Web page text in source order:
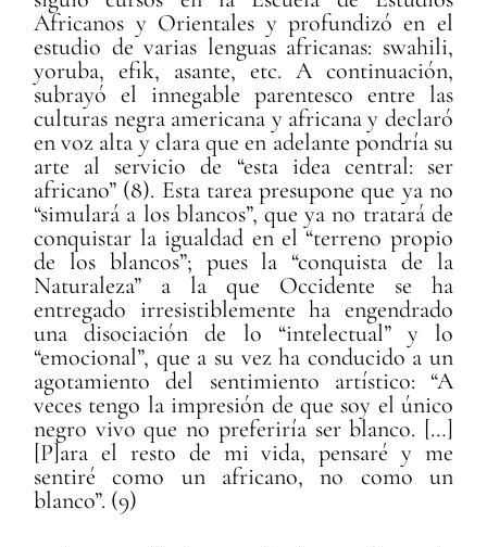
Africanos y Orientales y profundizó en el
estudio de varias lenguas africanas: swahili,
yoruba, efik, asante, etc. A continuación,
subrayó el innegable parentesco entre las
culturas negra americana y africana y declaró
en voz alta y clara que en adelante pondría su
arte al servicio de “esta idea central: ser
africano” (8). Esta tarea presupone que ya no
“simulará a los blancos”, que ya no tratará de
conquistar la igualdad en el “terreno propio
de los blancos”; pues la “conquista de la
Naturaleza” a la que Occidente se ha
entregado irresistiblemente ha engendrado
una disociación de lo “intelectual” y lo
“emocional”, que a su vez ha conducido a un
agotamiento del sentimiento artístico: “A
veces tengo la impresión de que soy el único
negro vivo que no preferiría ser blanco. […]
[P]ara el resto de mi vida, pensaré y me
sentiré como un africano, no como un
blanco”. (9)